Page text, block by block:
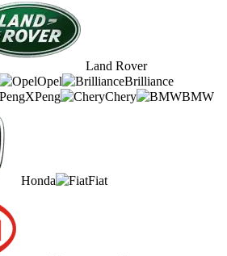
Land Rover
Opel
Brilliance
XPeng Chery BMW
Honda Fiat